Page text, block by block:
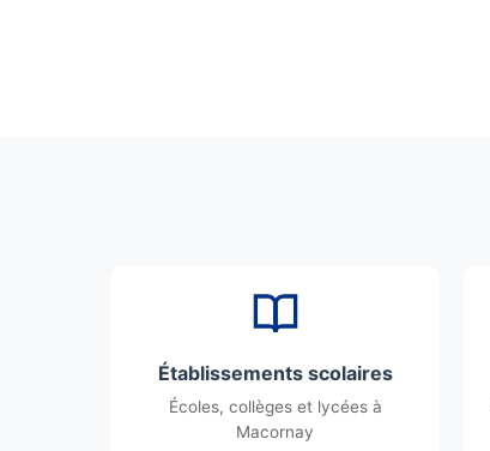
Établissements scolaires
Écoles, collèges et lycées à
Macornay